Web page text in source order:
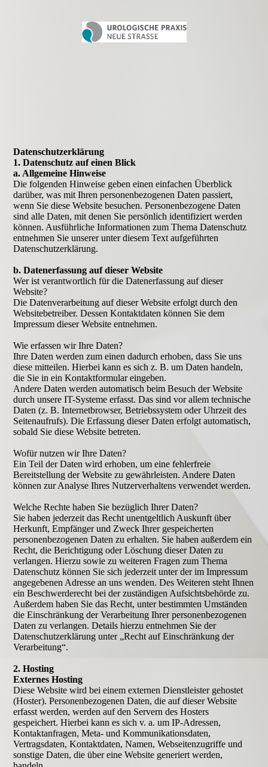
Daten­­schutz­­erklärung
1. Datenschutz auf einen Blick
a. Allgemeine Hinweise
Die folgenden Hinweise geben einen einfachen Überblick
darüber, was mit Ihren personenbezogenen Daten passiert,
wenn Sie diese Website besuchen. Personenbezogene Daten
sind alle Daten, mit denen Sie persönlich identifiziert werden
können. Ausführliche Informationen zum Thema Datenschutz
entnehmen Sie unserer unter diesem Text aufgeführten
Datenschutzerklärung.
b. Datenerfassung auf dieser Website
Wer ist verantwortlich für die Datenerfassung auf dieser
Website?
Die Datenverarbeitung auf dieser Website erfolgt durch den
Websitebetreiber. Dessen Kontaktdaten können Sie dem
Impressum dieser Website entnehmen.
Wie erfassen wir Ihre Daten?
Ihre Daten werden zum einen dadurch erhoben, dass Sie uns
diese mitteilen. Hierbei kann es sich z. B. um Daten handeln,
die Sie in ein Kontaktformular eingeben.
Andere Daten werden automatisch beim Besuch der Website
durch unsere IT-Systeme erfasst. Das sind vor allem technische
Daten (z. B. Internetbrowser, Betriebssystem oder Uhrzeit des
Seitenaufrufs). Die Erfassung dieser Daten erfolgt automatisch,
sobald Sie diese Website betreten.
Wofür nutzen wir Ihre Daten?
Ein Teil der Daten wird erhoben, um eine fehlerfreie
Bereitstellung der Website zu gewährleisten. Andere Daten
können zur Analyse Ihres Nutzerverhaltens verwendet werden.
Welche Rechte haben Sie bezüglich Ihrer Daten?
Sie haben jederzeit das Recht unentgeltlich Auskunft über
Herkunft, Empfänger und Zweck Ihrer gespeicherten
personenbezogenen Daten zu erhalten. Sie haben außerdem ein
Recht, die Berichtigung oder Löschung dieser Daten zu
verlangen. Hierzu sowie zu weiteren Fragen zum Thema
Datenschutz können Sie sich jederzeit unter der im Impressum
angegebenen Adresse an uns wenden. Des Weiteren steht Ihnen
ein Beschwerderecht bei der zuständigen Aufsichtsbehörde zu.
Außerdem haben Sie das Recht, unter bestimmten Umständen
die Einschränkung der Verarbeitung Ihrer personenbezogenen
Daten zu verlangen. Details hierzu entnehmen Sie der
Datenschutzerklärung unter „Recht auf Einschränkung der
Verarbeitung“.
2. Hosting
Externes Hosting
Diese Website wird bei einem externen Dienstleister gehostet
(Hoster). Personenbezogenen Daten, die auf dieser Website
erfasst werden, werden auf den Servern des Hosters
gespeichert. Hierbei kann es sich v. a. um IP-Adressen,
Kontaktanfragen, Meta- und Kommunikationsdaten,
Vertragsdaten, Kontaktdaten, Namen, Webseitenzugriffe und
sonstige Daten, die über eine Website generiert werden,